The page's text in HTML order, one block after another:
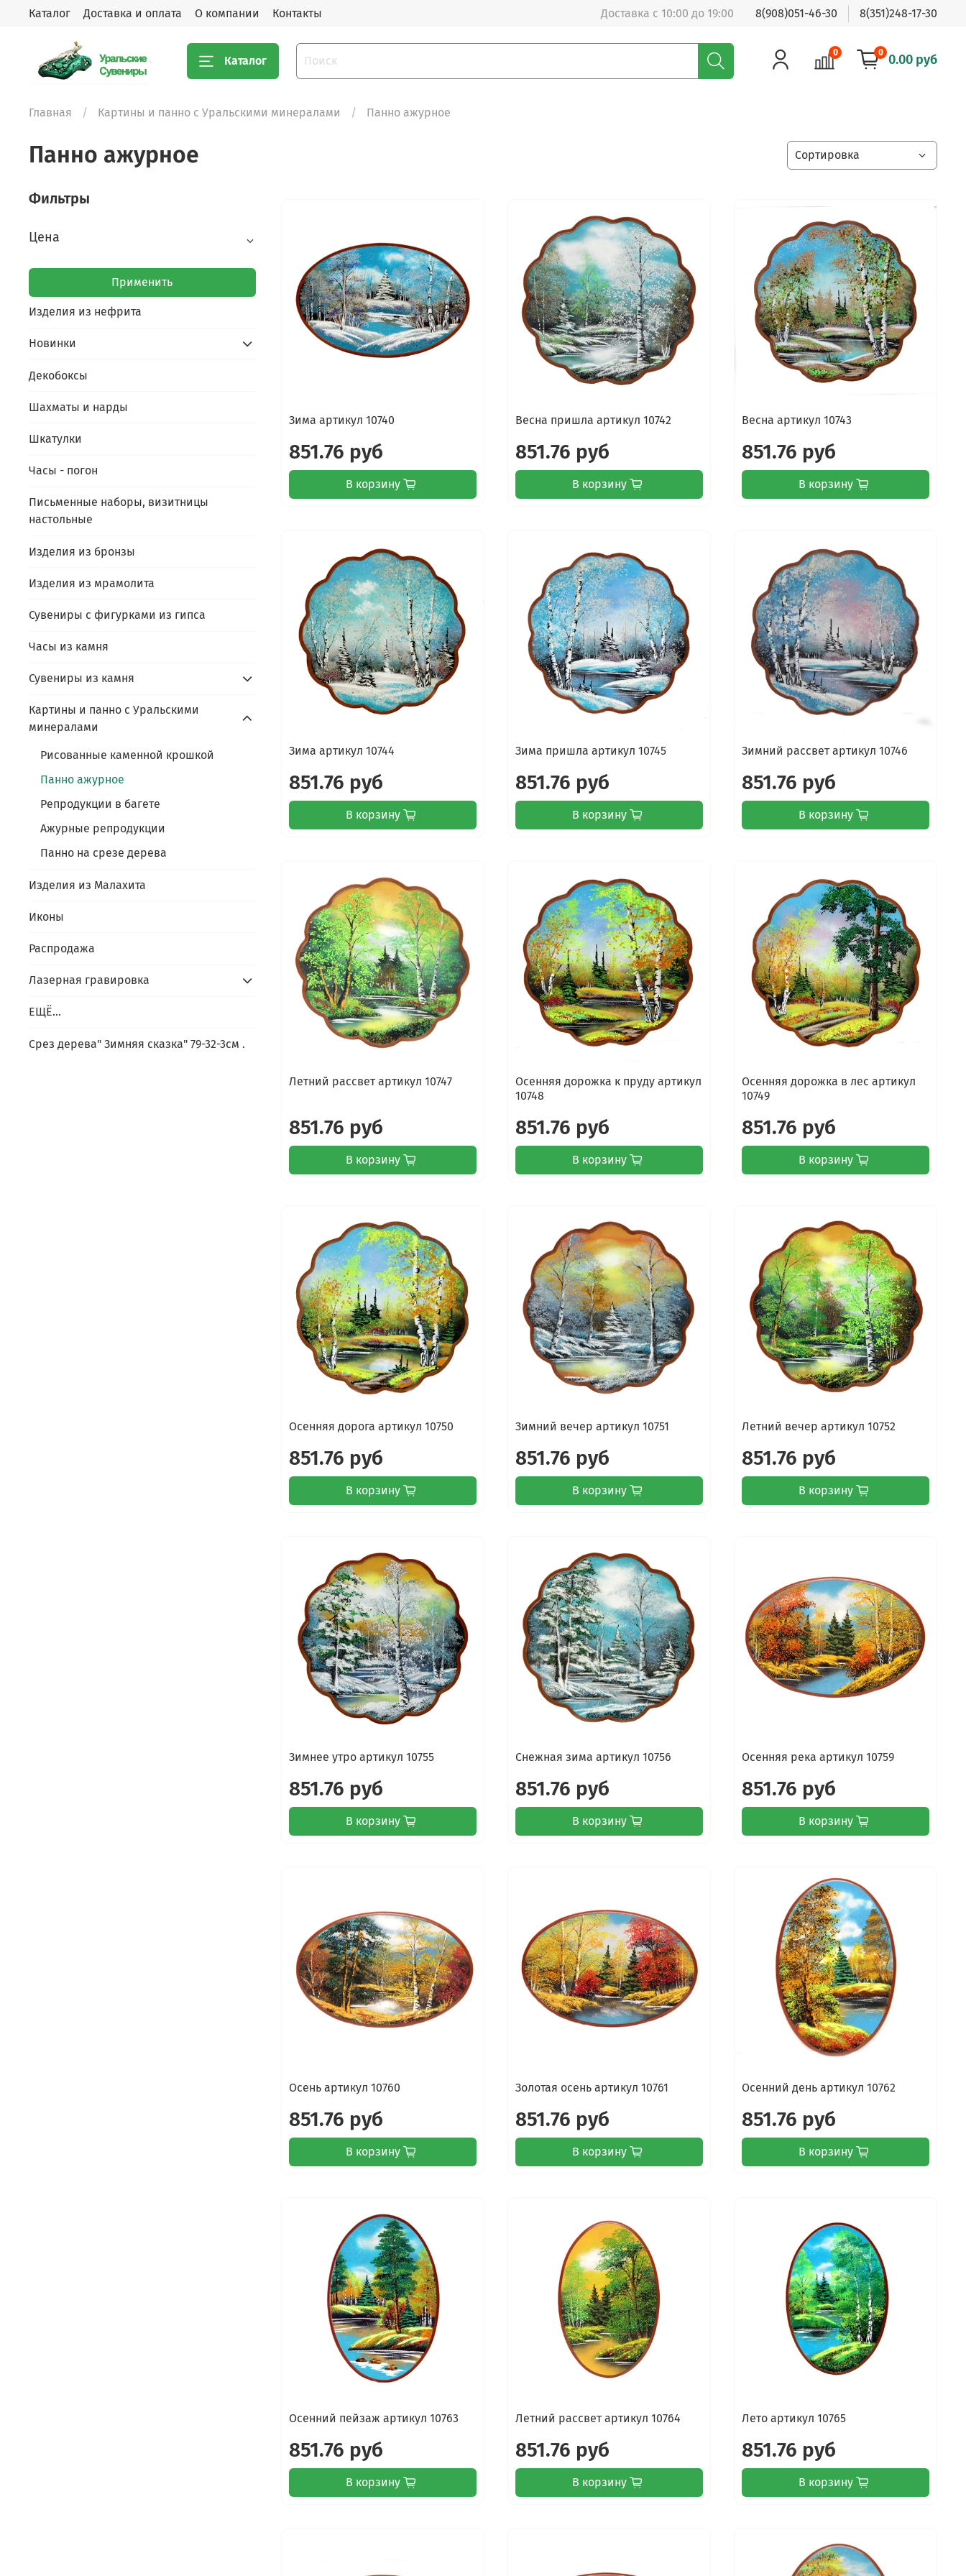
Каталог Доставка и оплата О компании Контакты Доставка с 10:00 до 19:00 8(908)051-46-30 8(351)248-17-30
Каталог
0 0 0.00 руб
Главная Картины и панно с Уральскими минералами Панно ажурное
Панно ажурное
Зима артикул 10740
851.76 руб
В корзину
Весна пришла артикул 10742
851.76 руб
В корзину
Весна артикул 10743
851.76 руб
В корзину
Зима артикул 10744
851.76 руб
В корзину
Зима пришла артикул 10745
851.76 руб
В корзину
Зимний рассвет артикул 10746
851.76 руб
В корзину
Летний рассвет артикул 10747
851.76 руб
В корзину
Осенняя дорожка к пруду артикул
10748
851.76 руб
В корзину
Осенняя дорожка в лес артикул
10749
851.76 руб
В корзину
Осенняя дорога артикул 10750
851.76 руб
В корзину
Зимний вечер артикул 10751
851.76 руб
В корзину
Летний вечер артикул 10752
851.76 руб
В корзину
Зимнее утро артикул 10755
851.76 руб
В корзину
Снежная зима артикул 10756
851.76 руб
В корзину
Осенняя река артикул 10759
851.76 руб
В корзину
Осень артикул 10760
851.76 руб
В корзину
Золотая осень артикул 10761
851.76 руб
В корзину
Осенний день артикул 10762
851.76 руб
В корзину
Осенний пейзаж артикул 10763
851.76 руб
В корзину
Летний рассвет артикул 10764
851.76 руб
В корзину
Лето артикул 10765
851.76 руб
В корзину
Фильтры
Цена
Применить
Изделия из нефрита
Новинки
Декобоксы
Шахматы и нарды
Шкатулки
Часы - погон
Письменные наборы, визитницы
настольные
Изделия из бронзы
Изделия из мрамолита
Сувениры с фигурками из гипса
Часы из камня
Сувениры из камня
Картины и панно с Уральскими
минералами
Рисованные каменной крошкой
Панно ажурное
Репродукции в багете
Ажурные репродукции
Панно на срезе дерева
Изделия из Малахита
Иконы
Распродажа
Лазерная гравировка
ЕЩЁ...
Срез дерева" Зимняя сказка" 79-32-3см .